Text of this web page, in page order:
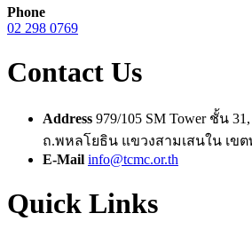
Phone
02 298 0769
Contact Us
Address 979/105 SM Tower ชั้น
ถ.พหลโยธิน แขวงสามเสนใน เขต
E-Mail info@tcmc.or.th
Quick Links